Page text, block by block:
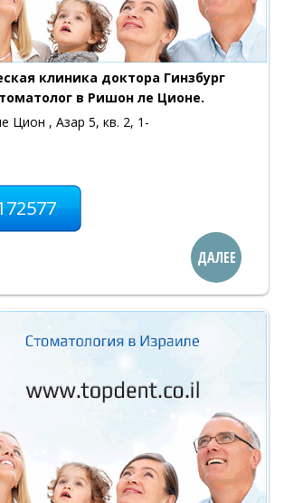
клиника доктора Гинзбург
в Ришон ле Ционе.
Цион , Азар 5, кв. 2, 1-
ДАЛЕЕ